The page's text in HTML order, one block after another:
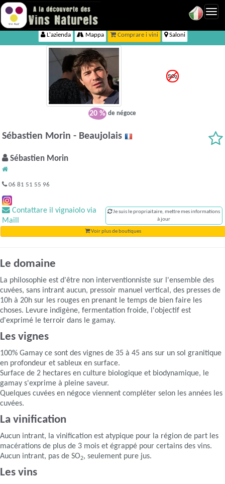
L'azienda Mappa Comprare i vini Saloni
20 % de négoce
Sébastien Morin - Beaujolais
Sébastien Morin
06 81 51 55 96
Contattare il vignaiolo via
Maill
Je suis le propriaitaire, mettre mes informations
à jour
Voir plus de boutiques
Le domaine
La philosophie est d'être non interventionniste sur l'ensemble des
cuvées, sans intrant aucun, pressoir manuel vertical, des presses de
10h à 20h sur les rouges en prenant le temps de bien faire les
choses. Levure indigène, fermentation froide, l'objectif est
d'exprimé le terroir dans le gamay.
Les vignes
100% Gamay ce sont des vignes de 35 à 45 ans sur un sol granitique
en profondeur et sableux en surface.
Surface de 2 hectares en culture biologique et biodynamique, le
gamay s'exprime à pleine saveur.
Quelques cuvées en négoce viennent compléter selon les années les
cuvées.
La vinification
Aucun intrant, la vinification est atypique pour la région de part les
macérations de plus de 3 mois et égrappé pour certains des vins.
Aucun intrant, pas de SO2, seulement pure jus.
Les vins